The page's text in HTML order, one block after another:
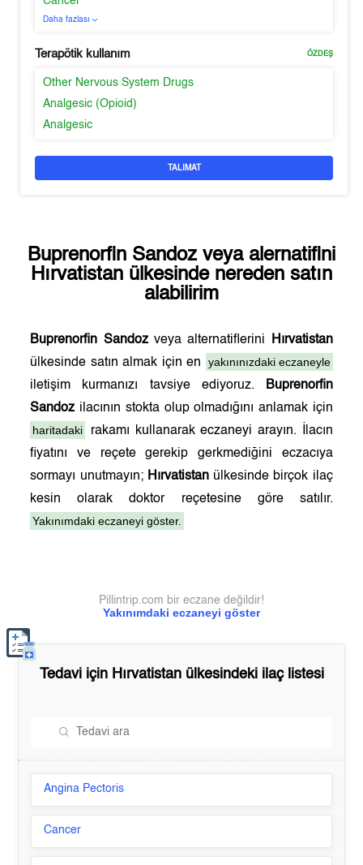
Daha fazlası
Terapötik kullanım ÖZDEŞ
Other Nervous System Drugs
Analgesic (Opioid)
Analgesic
TALIMAT
Buprenorfin Sandozveya alernatifini
Hırvatistan ülkesinde nereden satın
alabilirim
Buprenorfin Sandozveya alternatiflerini
Hırvatistan
ülkesinde satın almak için en
yakınınızdaki eczaneyle
iletişim kurmanızı tavsiye ediyoruz.
Buprenorfin
Sandoz ilacının stokta olup olmadığını anlamak için
haritadaki
rakamı kullanarak eczaneyi arayın. İlacın
fiyatını ve reçete gerekip gerkmediğini eczacıya
sormayı unutmayın; Hırvatistanülkesinde birçok ilaç
kesin olarak doktor reçetesine göre satılır.
Yakınımdaki eczaneyi göster.
Yakınımdaki eczaneyi göster
Pillintrip.com bir eczane değildir!
Tedavi için Hırvatistanülkesindeki ilaç listesi
Angina Pectoris
Cancer